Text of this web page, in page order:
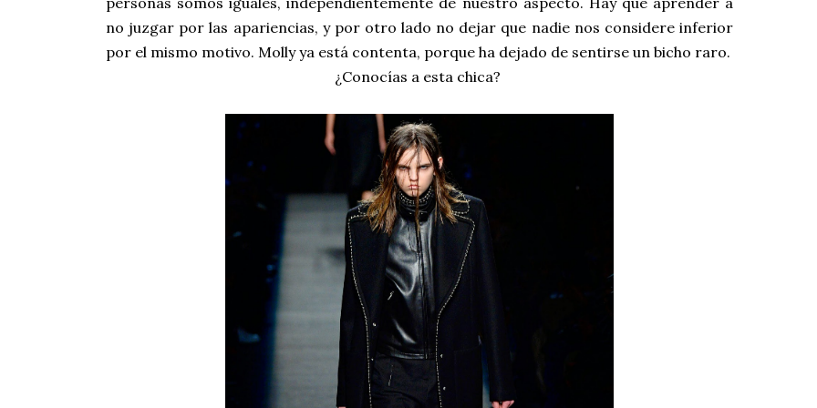
no juzgar por las apariencias, y por otro lado no dejar que nadie nos considere inferior
por el mismo motivo. Molly ya está contenta, porque ha dejado de sentirse un bicho raro.
¿Conocías a esta chica?